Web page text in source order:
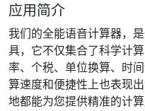
应用简介
我们的全能语音计算器，
具，它不仅集合了科学计
率、个税、单位换算、时
算速度和便捷性上也表现
地都能为您提供精准的计